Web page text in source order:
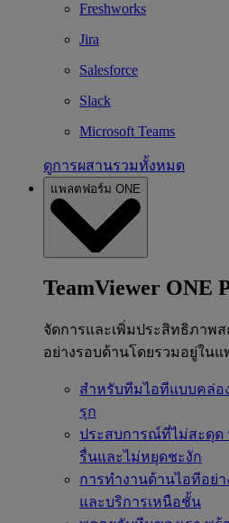
Freshworks
Jira
Salesforce
Slack
Microsoft Teams
ดูการผสานรวมทั้งหมด
แพลตฟอร์ม ONE
TeamViewer ONE
จัดการและเพิ่มประสิทธิภา
อย่างรอบด้านโดยรวมอยู่ในแ
สำหรับทีมไอทีแบบคล่อ
รุก
ประสบการณ์ที่ไม่สะดุด
รื่นและไม่หยุดชะงัก
การทำงานด้านไอทีอย่า
และบริการเหนือชั้น